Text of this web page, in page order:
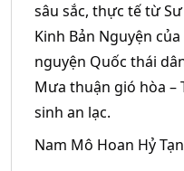
sâu sắc, thực tế từ
Kinh Bản Nguyện
nguyện Quốc thái
Mưa thuận gió hòa –
sinh an lạc.
Nam Mô Hoan Hỷ